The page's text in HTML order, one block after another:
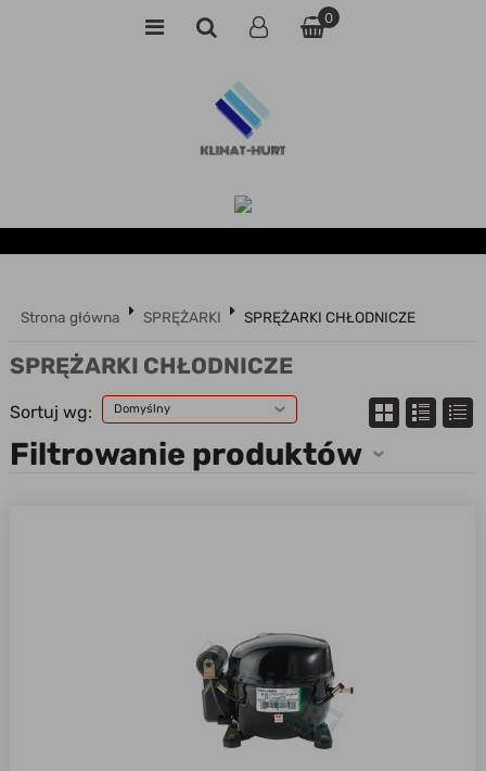
0
Strona główna SPRĘŻARKI SPRĘŻARKI CHŁODNICZE
SPRĘŻARKI CHŁODNICZE
Sortuj wg: Domyślny
Filtrowanie produktów